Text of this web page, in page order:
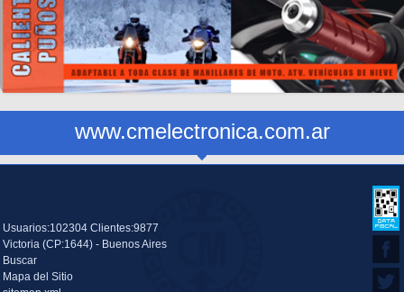
www.cmelectronica.com.ar
Usuarios:102304 Clientes:9877
Victoria (CP:1644) - Buenos Aires
Buscar
Mapa del Sitio